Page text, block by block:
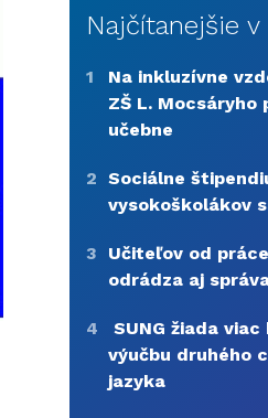
Najčítanejšie
1
Na inkluzívne
ZŠ L. Mocsáryho
učebne
2 Sociálne
vysokoškolákov
3
Učiteľov od
odrádza aj
4
SUNG žiada
výučbu druhého
jazyka